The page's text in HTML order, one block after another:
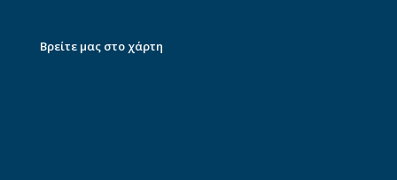
Βρείτε μας στο χάρτη